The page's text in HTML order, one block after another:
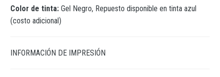
Color de tinta: Gel Negro, Repuesto disponible en tinta azul
(costo adicional)
INFORMACIÓN DE IMPRESIÓN